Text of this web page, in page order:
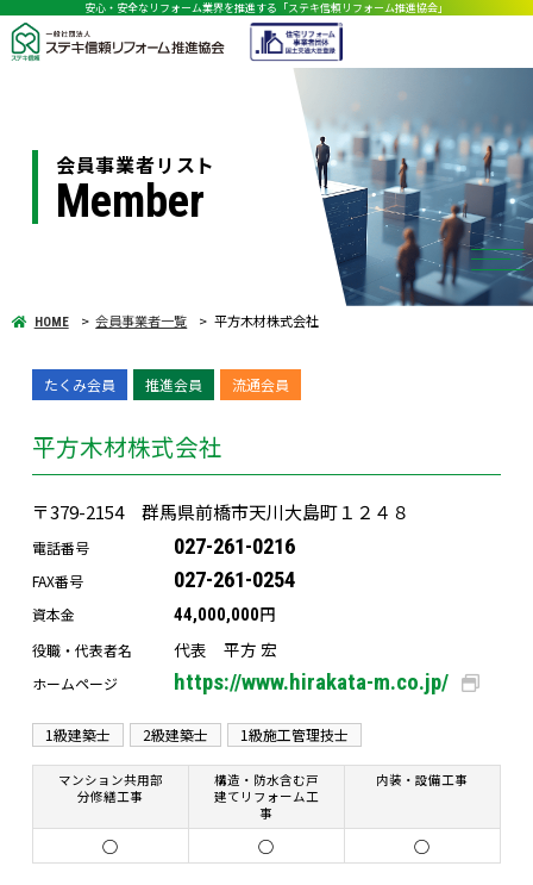
安心・安全なリフォーム業界を推進する「ステキ信頼リフォーム推進協会」
会員事業者リスト
Member
HOME 会員事業者一覧 平方木材株式会社
平方木材株式会社
たくみ会員 推進会員 流通会員
〒379-2154 群馬県前橋市天川大島町１２４８
電話番号 027-261-0216
FAX番号 027-261-0254
資本金 44,000,000円
役職・代表者名 代表 平方 宏
ホームページ https://www.hirakata-m.co.jp/
1級建築士 2級建築士 1級施工管理技士
マンション共用部
分修繕工事
構造・防水含む戸
建てリフォーム工
事
内装・設備工事
○ ○ ○